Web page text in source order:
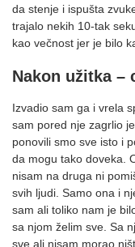
da stenje i ispušta
trajalo nekih 10-tak
kao večnost jer je bilo
Nakon užitka –
Izvadio sam ga i vrela
sam pored nje zagrlio
ponovili smo sve isto i
da mogu tako doveka.
nisam na druga ni
svih ljudi. Samo ona i
sam ali toliko nam je
sa njom želim sve. Sa
sve ali nisam morao